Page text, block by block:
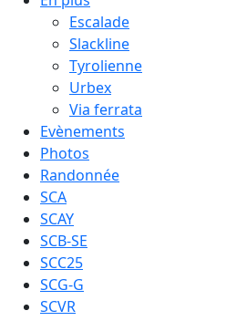
Escalade
Slackline
Tyrolienne
Urbex
Via ferrata
Evènements
Photos
Randonnée
SCA
SCAY
SCB-SE
SCC25
SCG-G
SCVR